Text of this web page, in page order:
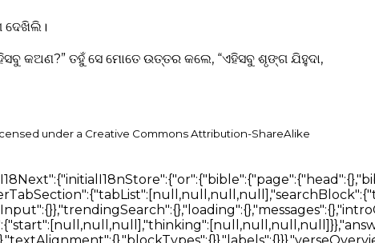
ଦେଖିଲି।
କଅଣ?” ତହୁଁ ସେ ମୋତେ ଉତ୍ତର କଲେ, “ଏହିସବୁ ଶୃଙ୍ଗ ଯିହୁଦା,
under a Creative Commons Attribution-ShareAlike
and voice","description":"Read the bible using AI and search books, study plans, articles using your voice"},"bibleReader":{"title":"Bible","bookSelect":{"placeholder":"Select Book"},"chapterSelect":{"placeholder":"Select Chapter"},"errors":{"chapterLoading":"Error loading chapter. Resolving...","offline":"You're offline. Download a Bible translation before going offline to read it here."},"sidebarViewPicker":{"heading":"Select a view","showBar":{"title":"Show Bar","description":"Always show"},"hideBar":{"title":"Hide Bar","description":"Only show when a verse is selected"}},"readerTabSection":{"tabList":["Search","Verses","Notes","Bookmarks"],"searchBlock":{"tabList":["Verses","Articles","Books","Docs","Media"],"heading":"Discover The Most Advanced Bible Search Engine","logo":{"title":"Bible AI Search Engine Logo"},"betaTag":"Beta","input":{"placeholder":"Ask Bible AI"},"translationSelector":{"title":"Translation","selectTranslationInput":{"placeholder":"Select Translation"}},"trendingSearch":{"title":"Explore Trending Searches"},"loading":{"articles":"Loading Articles","books":"Loading Books"},"answering":"Drafting answer…","messages":{"searchError":"An error occurred. Please try again"},"introCards":{"navigate":{"title":"Navigate the bible using {type}","text":"Go to Matthew 1","inputTypes":{"text":"text","voice":"your voice"}},"question":{"title":"Ask any question relevant to the Bible","text":"Who is Jesus and why did he die?"},"goToVerse":{"title":"Go directly to the verses","text":"Click on assistant responses to navigate the Bible"},"selectVerse":{"title":"Select a verse to begin","text":"Click on a verse to show a detailed overview of it"}},"assistant":{"messages":{"error":"Sorry an error occurred, let me try again","cannotCompleteQueryError":"Unable to complete your query, please try again later.","start":["Hi, how can I help?","What's on your mind?","What's your question?"],"thinking":["Thank you. Let me think about that.","I will look for an answer for you.","Great question, give me a few seconds to find the answer","Sure thing. I'll find an answer for you."]}}},"notes":{"addNote":"Add Note","addNoteTitle":"Bible Note","noteTagsTitle":"Note Tags","autosaveMessage":"Notes autosave","firstNoteMessage":"Add your first note","noteTitleInput":"Note title","tagInputPlaceholder":"Press ENTER to add a new tag","editorInputPlaceholderText":"Type your note here...","loginCard":{"text":"To view your Notes, please login or register"},"btn":{"cancel":"Close","edit":"Edit","delete":"Delete"},"messages":{"addNoteTitleError":"Cannot add a note without a title"},"dropdown":{"textFormat":{"normal":"Normal","largeHeading":"Large Heading","smallHeading":"Small Heading","bulletList":"Bullet List","numberedList":"Numbered List","quote":"Quote","codeBlock":"Code Block"},"textAlignment":{"buttonLabel":"Formatting options for text alignment","leftAlign":"Left Align","centerAlign":"Center Align","rightAlign":"Right Align","justifyAlign":"Justify Align","startAlign":"Start Align","endAlign":"End Align","outdent":"Outdent","indent":"Indent"},"blockTypes":{"paragraph":"Normal","h1":"Large Heading","h2":"Small Heading","h3":"Heading","h4":"Heading","h5":"Heading","ol":"Numbered List","ul":"Bulleted List","quote":"Quote","code":"Code